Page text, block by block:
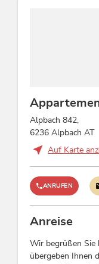
Alpbach 842,
6236 Alpbach AT
Auf Karte
ANRUFEN
Anreise
Wir begrüßen Sie
übergeben Ihnen